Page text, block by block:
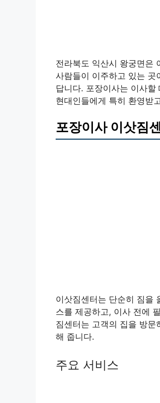
전라북도 익산시 왕궁면은
사람들이 이주하고 있는 곳
답니다. 포장이사는 이사
현대인들에게 특히 환영받
포장이사 이삿짐
이삿짐센터는 단순히 짐을
스를 제공하고, 이사 전에
짐센터는 고객의 집을 방
해 줍니다.
주요 서비스